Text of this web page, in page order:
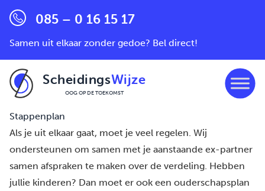
Ga naar de inhoud
085 – 0 16 15 17
Samen uit elkaar zonder gedoe? Bel direct!
ScheidingsWijze
OOG OP DE TOEKOMST
Stappenplan
Als je uit elkaar gaat, moet je veel regelen. Wij
ondersteunen om samen met je aanstaande ex-partner
samen afspraken te maken over de verdeling. Hebben
jullie kinderen? Dan moet er ook een ouderschapsplan